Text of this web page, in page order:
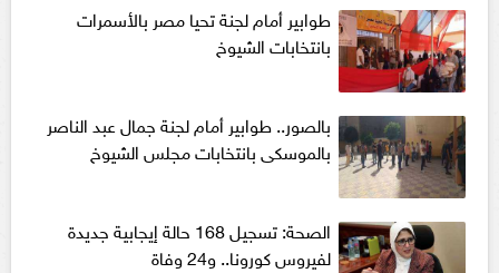
طوابير أمام لجنة تحيا مصر بالأسمرات
بانتخابات الشيوخ
بالصور.. طوابير أمام لجنة جمال عبد الناصر
بالموسكى بانتخابات مجلس الشيوخ
الصحة: تسجيل 168 حالة إيجابية جديدة
لفيروس كورونا.. و24 وفاة